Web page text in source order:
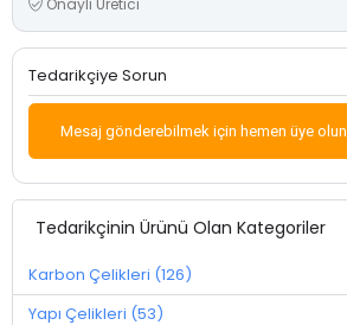
Onaylı Üretici
Tedarikçiye Sorun
Mesaj gönderebilmek için hemen üye olun
Tedarikçinin Ürünü Olan Kategoriler
Karbon Çelikleri (126)
Yapı Çelikleri (53)